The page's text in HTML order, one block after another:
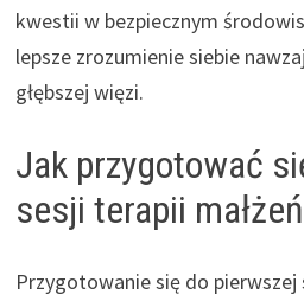
kwestii w bezpiecznym
lepsze zrozumienie siebie
głębszej więzi.
Jak przygotować
sesji terapii
Przygotowanie się do pierwszej